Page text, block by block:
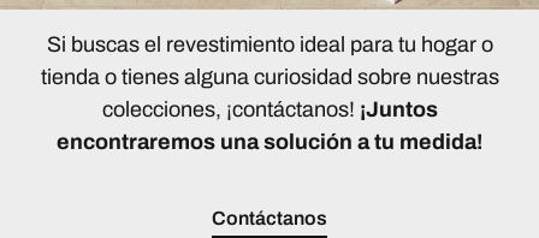
Si buscas el revestimiento ideal para tu hogar o
tienda o tienes alguna curiosidad sobre nuestras
colecciones, ¡contáctanos! ¡Juntos
encontraremos una solución a tu medida!
Contáctanos